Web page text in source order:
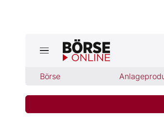
Börse
Jetzt aktuelle Ausgabe